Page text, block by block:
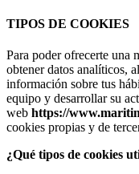
TIPOS DE COOKIES
Para poder ofrecerte una
obtener datos analíticos,
información sobre tus
equipo y desarrollar su
web https://
cookies propias y de
¿Qué tipos de cookies